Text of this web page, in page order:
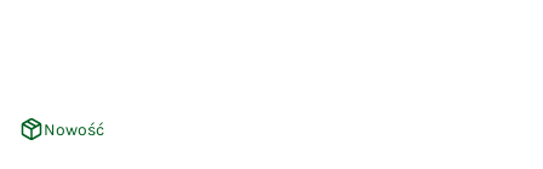
Nowość